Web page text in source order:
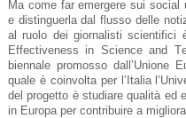
Ma come far emergere sui
e distinguerla dal flusso delle
al ruolo dei giornalisti
Effectiveness in Science and
biennale promosso dall’Unione
quale è coinvolta per l’Italia
del progetto è studiare qualità ed
in Europa per contribuire a